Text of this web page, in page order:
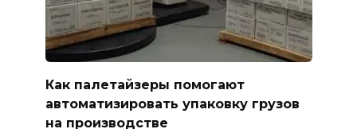
Как палетайзеры помогают
автоматизировать упаковку грузов
на производстве